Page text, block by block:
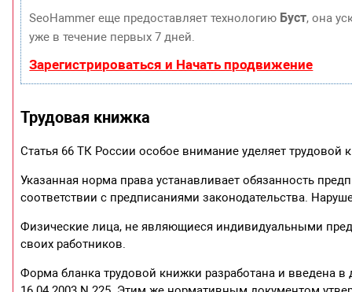
SeoHammer еще предоставляет технологию Буст, она
уже в течение первых 7 дней.
Зарегистрироваться и Начать продвижение
Трудовая книжка
Статья 66 ТК России особое внимание уделяет трудовой
Указанная норма права устанавливает обязанность
соответствии с предписаниями законодательства.
Физические лица, не являющиеся индивидуальными
своих работников.
Форма бланка трудовой книжки разработана и введена